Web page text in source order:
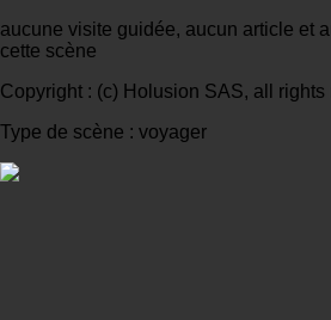
aucune visite guidée, aucun article et
cette scène
Copyright : (c) Holusion SAS, all rights
Type de scène : voyager